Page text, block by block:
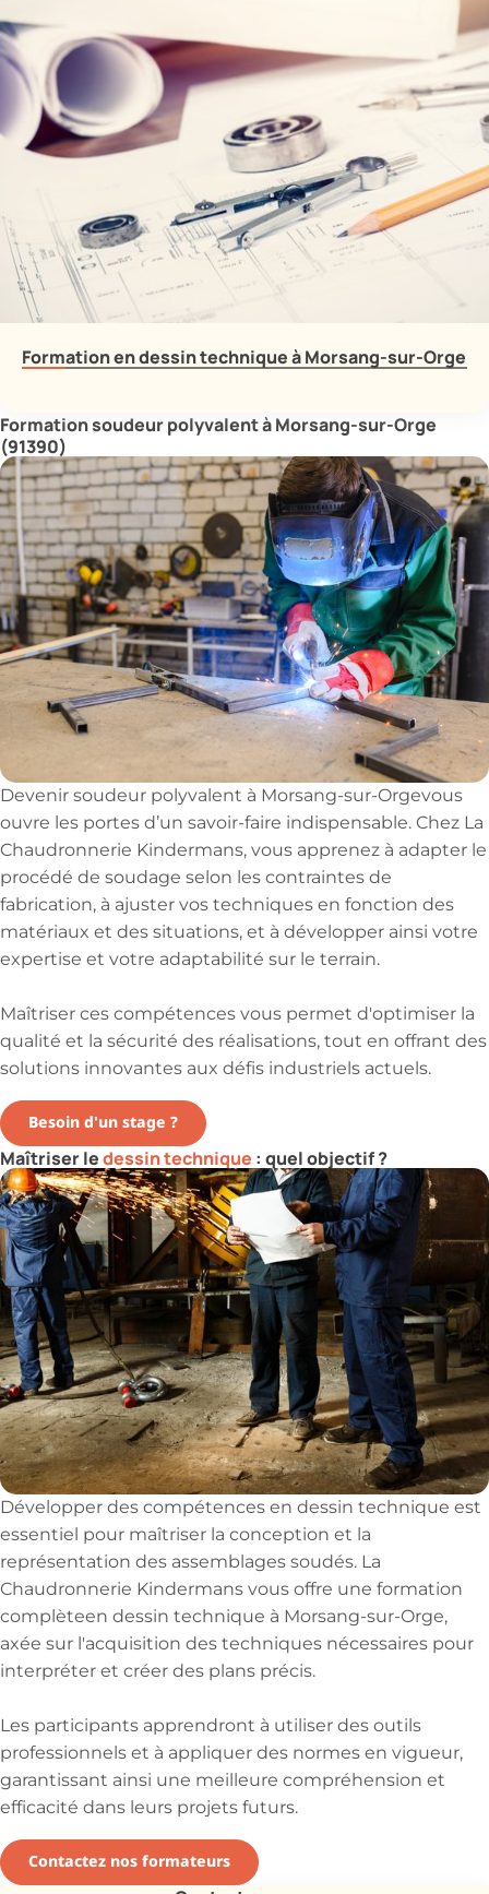
Formation en dessin technique à Morsang-sur-Orge
Formation soudeur polyvalent à Morsang-sur-Orge
(91390)
Devenir soudeur polyvalent à Morsang-sur-Orgevous
ouvre les portes d’un savoir-faire indispensable. Chez La
Chaudronnerie Kindermans, vous apprenez à adapter le
procédé de soudage selon les contraintes de
fabrication, à ajuster vos techniques en fonction des
matériaux et des situations, et à développer ainsi votre
expertise et votre adaptabilité sur le terrain.
Maîtriser ces compétences vous permet d'optimiser la
qualité et la sécurité des réalisations, tout en offrant des
solutions innovantes aux défis industriels actuels.
Besoin d'un stage ?
Maîtriser ledessin technique : quel objectif ?
Développer des compétences en dessin technique est
essentiel pour maîtriser la conception et la
représentation des assemblages soudés. La
Chaudronnerie Kindermans vous offre une formation
complèteen dessin technique à Morsang-sur-Orge,
axée sur l'acquisition des techniques nécessaires pour
interpréter et créer des plans précis.
Les participants apprendront à utiliser des outils
professionnels et à appliquer des normes en vigueur,
garantissant ainsi une meilleure compréhension et
efficacité dans leurs projets futurs.
Contactez nos formateurs